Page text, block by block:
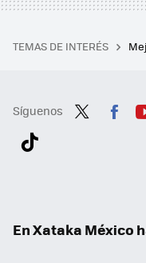
TEMAS DE INTERÉS
Síguenos
En Xataka México